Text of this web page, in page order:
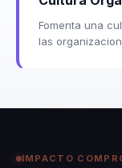
Fomenta una
las
IMPACTO